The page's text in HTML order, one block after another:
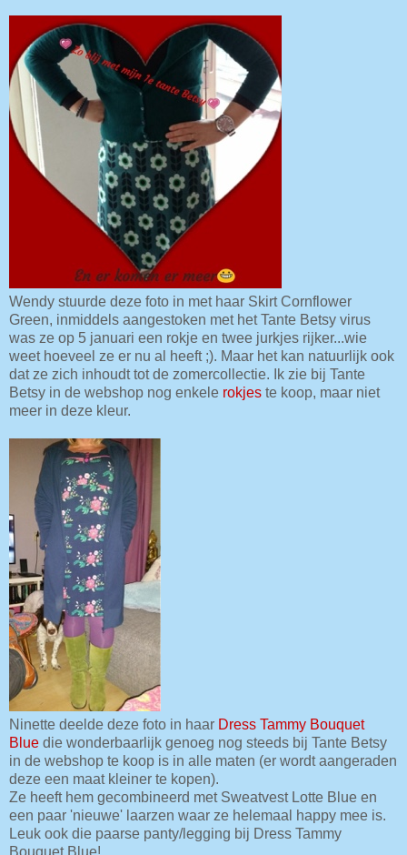
Wendy stuurde deze foto in met haar Skirt Cornflower
Green, inmiddels aangestoken met het Tante Betsy virus
was ze op 5 januari een rokje en twee jurkjes rijker...wie
weet hoeveel ze er nu al heeft ;). Maar het kan natuurlijk ook
dat ze zich inhoudt tot de zomercollectie. Ik zie bij Tante
Betsy in de webshop nog enkele rokjes te koop, maar niet
meer in deze kleur.
Ninette deelde deze foto in haar Dress Tammy Bouquet
Blue die wonderbaarlijk genoeg nog steeds bij Tante Betsy
in de webshop te koop is in alle maten (er wordt aangeraden
deze een maat kleiner te kopen).
Ze heeft hem gecombineerd met Sweatvest Lotte Blue en
een paar 'nieuwe' laarzen waar ze helemaal happy mee is.
Leuk ook die paarse panty/legging bij Dress Tammy
Bouquet Blue!